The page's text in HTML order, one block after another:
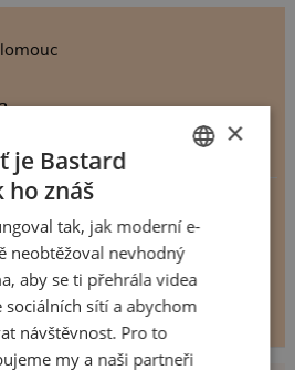
SLOVAK
×
je Bastard
ho znáš
tak, jak moderní e-
neobtěžoval nevhodný
aby se ti přehrála videa
sociálních sítí a abychom
návštěvnost. Pro to
my a naši partneři